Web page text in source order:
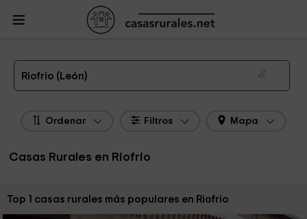
Casas Rurales
Rurales León
Casas Rurales Riofrio
Las 1 mejores casas rurales en Riofrio de 2026
Riofrio (León)
Ordenar Filtros Mapa
Casas Rurales en Riofrio
Ordenar por:
Top 1 casas rurales más populares en Riofrio